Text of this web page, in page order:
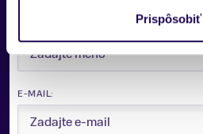
Prispôsobiť
FARBA
VHODNÉ NA
Lyžovanie, Snowboarding
E-MAIL: